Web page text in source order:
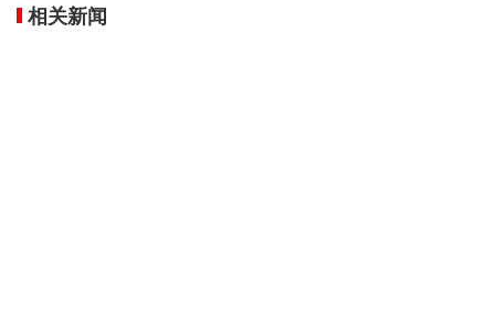
相关新闻